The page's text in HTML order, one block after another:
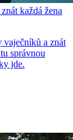
každá žena
vaječníků a znát
správnou
jde.